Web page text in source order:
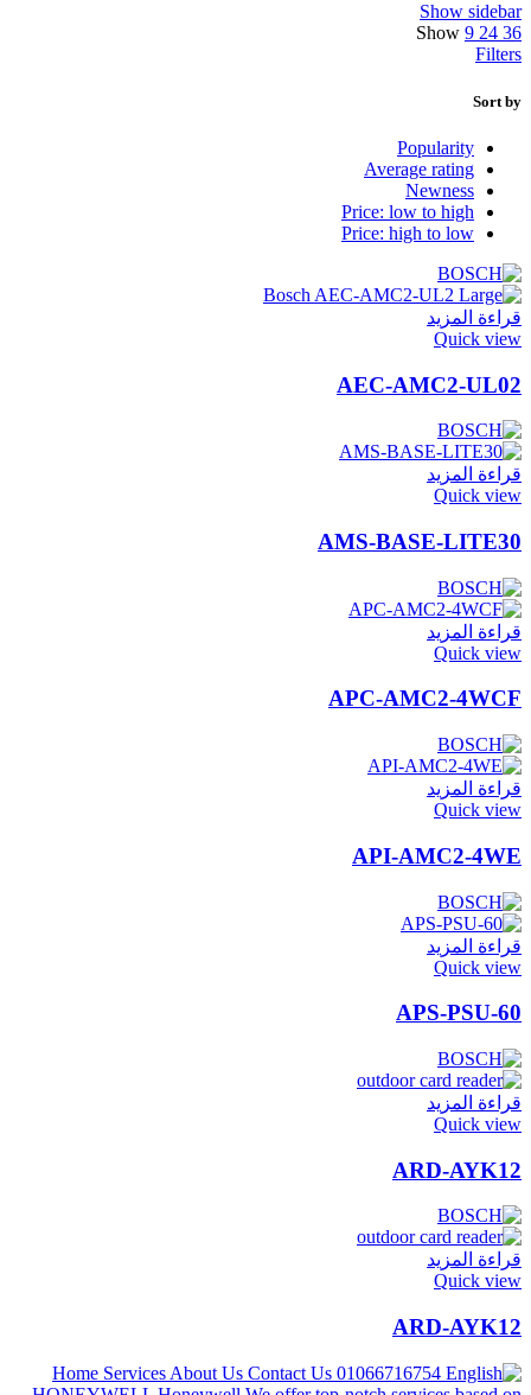
Show sidebar
Show 9 24 36
Filters
Sort by
Popularity
Average rating
Newness
Price: low to high
Price: high to low
قراءة المزيد
Quick view
AEC-AMC2-UL02
قراءة المزيد
Quick view
AMS-BASE-LITE30
قراءة المزيد
Quick view
APC-AMC2-4WCF
قراءة المزيد
Quick view
API-AMC2-4WE
قراءة المزيد
Quick view
APS-PSU-60
قراءة المزيد
Quick view
ARD-AYK12
قراءة المزيد
Quick view
ARD-AYK12